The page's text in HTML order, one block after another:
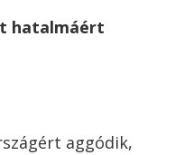
hatalmáért
aggódik,